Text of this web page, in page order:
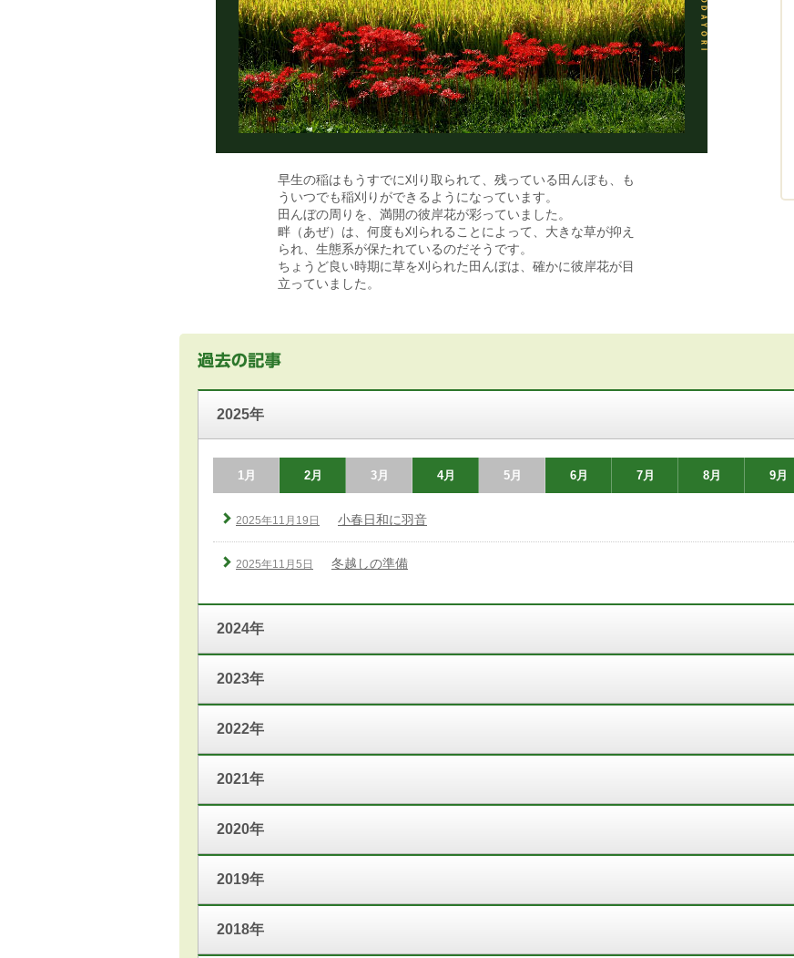
早生の稲はもうすでに刈り取られて、残っている田んぼも、も
ういつでも稲刈りができるようになっています。
田んぼの周りを、満開の彼岸花が彩っていました。
畔（あぜ）は、何度も刈られることによって、大きな草が抑え
られ、生態系が保たれているのだそうです。
ちょうど良い時期に草を刈られた田んぼは、確かに彼岸花が目
立っていました。
2025年
1月 2月 3月 4月 5月 6月 7月 8月 9月
2025年11月19日 小春日和に羽音
2025年11月5日 冬越しの準備
2024年
2023年
2022年
2021年
2020年
2019年
2018年